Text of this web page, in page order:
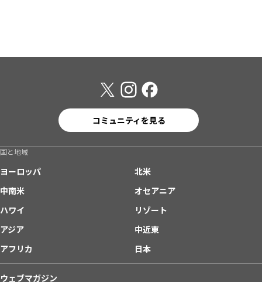
コミュニティを見る
国と地域
ヨーロッパ
北米
中南米
オセアニア
ハワイ
リゾート
アジア
中近東
アフリカ
日本
ウェブマガジン